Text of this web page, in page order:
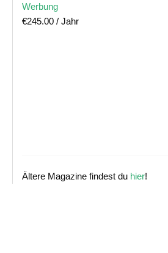
Werbung
€245.00 / Jahr
Ältere Magazine findest du hier!